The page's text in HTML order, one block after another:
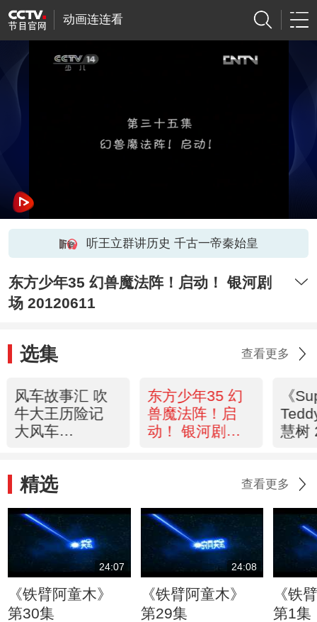
动画连连看
听王立群讲历史 千古一帝秦始皇
东方少年35 幻兽魔法阵！启动！ 银河剧
场 20120611
选集 查看更多
风车故事汇 吹
牛大王历险记
大风车
东方少年35 幻
兽魔法阵！启
动！ 银河剧场
《
慧树
精选 查看更多
24:07
《铁臂阿童木》
第30集
24:08
《铁臂阿童木》
第29集
《铁
第1集